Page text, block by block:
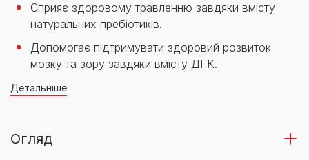
Сприяє здоровому травленню завдяки вмісту
натуральних пребіотиків.
Допомогає підтримувати здоровий розвиток
мозку та зору завдяки вмісту ДГК.
Детальніше
Огляд